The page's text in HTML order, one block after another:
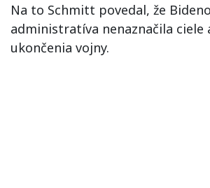
Na to Schmitt povedal, že
administratíva nenaznačila ciele
ukončenia vojny.